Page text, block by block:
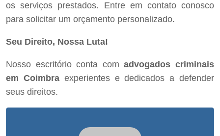
os serviços prestados. Entre em contato conosco
para solicitar um orçamento personalizado.
Seu Direito, Nossa Luta!
Nosso escritório conta comadvogados criminais
em Coimbraexperientes e dedicados a defender
seus direitos.